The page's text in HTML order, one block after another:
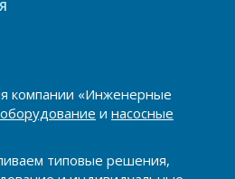
компании «Инженерные
и насосные
типовые решения,